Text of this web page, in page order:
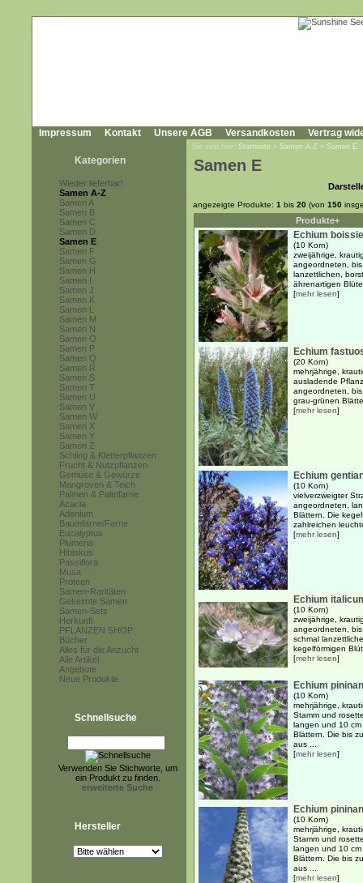
Impressum Kontakt Unsere AGB Versandkosten Vertrag
Kategorien
Wieder lieferbar!
Samen A-Z
Samen A
Samen B
Samen C
Samen D
Samen E
Samen F
Samen G
Samen H
Samen I
Samen J
Samen K
Samen L
Samen M
Samen N
Samen O
Samen P
Samen Q
Samen R
Samen S
Samen T
Samen U
Samen V
Samen W
Samen X
Samen Y
Samen Z
Schling & Kletterpflanzen
Frucht & Nutzpflanzen
Gemüse & Gewürze
Mangroven & Teich
Palmen & Palmfarne
Acacia
Adenium
Baumfarne/Farne
Eucalyptus
Plumeria
Hibiskus
Passiflora
Musa
Proteen
Samen-Raritäten
Gekeimte Samen
Samen-Sets
Herkunft
PFLANZEN SHOP
Bücher
Alles für die Anzucht
Alle Artikel
Angebote
Neue Produkte
Schnellsuche
Verwenden Sie Stichworte, um
ein Produkt zu finden.
erweiterte Suche
Hersteller
Sie sind hier: Startseite » Samen A-Z » Samen E
Samen E
angezeigte Produkte: 1 bis 20 (von 150
Produkte+
Echium
(10 Korn)
zweijährige,
angeordneten,
lanzettlichen,
ährenartigen
[mehr lesen]
Echium
(20 Korn)
mehrjährige,
ausladende
angeordneten,
grau-grünen
[mehr lesen]
Echium
(10 Korn)
vielverzweigter
angeordneten,
Blättern. Die
zahlreichen
[mehr lesen]
Echium
(10 Korn)
zweijährige,
angeordneten,
schmal
kegelförmigen
[mehr lesen]
Echium
(10 Korn)
mehrjährige,
Stamm und
langen und 10
Blättern. Die bis
aus ...
[mehr lesen]
Echium
(10 Korn)
mehrjährige,
Stamm und
langen und 10
Blättern. Die bis
aus ...
[mehr lesen]